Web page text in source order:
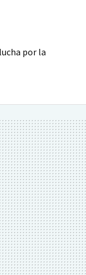
por la